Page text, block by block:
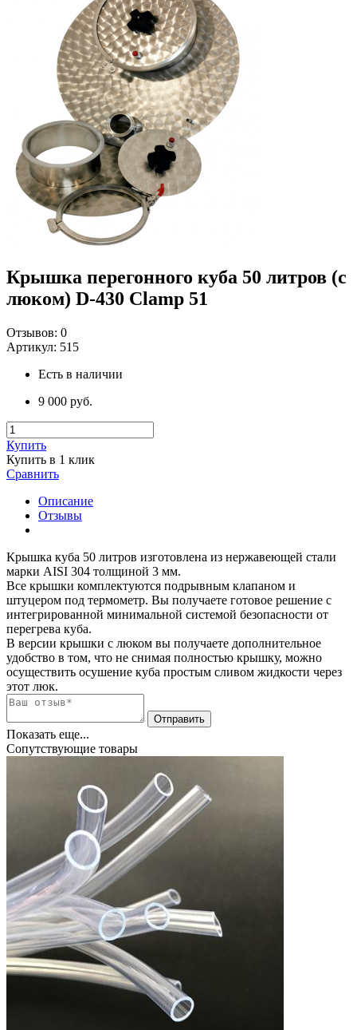
Крышка перегонного куба 50 литров (с
люком) D-430 Clamp 51
Отзывов: 0
Артикул: 515
Есть в наличии
9 000 руб.
Купить
Купить в 1 клик
Сравнить
Описание
Отзывы
Крышка куба 50 литров изготовлена из нержавеющей стали
марки AISI 304 толщиной 3 мм.
Все крышки комплектуются подрывным клапаном и
штуцером под термометр. Вы получаете готовое решение с
интегрированной минимальной системой безопасности от
перегрева куба.
В версии крышки с люком вы получаете дополнительное
удобство в том, что не снимая полностью крышку, можно
осуществить осушение куба простым сливом жидкости через
этот люк.
Показать еще...
Сопутствующие товары